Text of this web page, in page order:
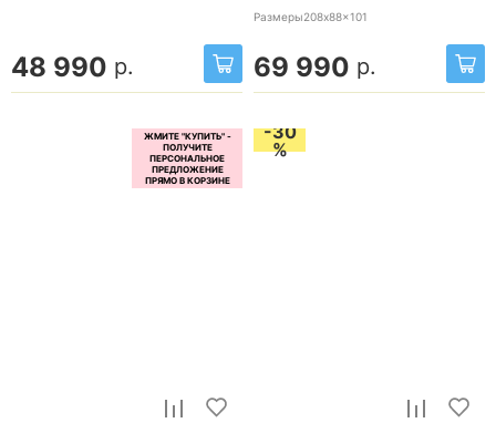
48 990 р.
Размеры208x88x101
69 990 р.
-30
%